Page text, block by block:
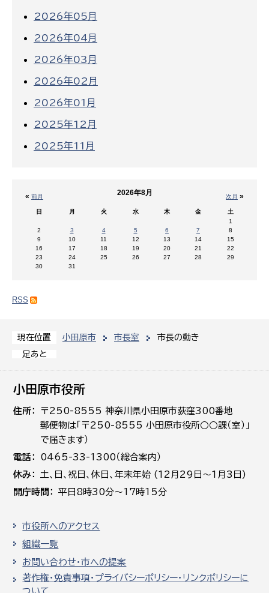
現在位置 小田原市 市長室
市長の動き
足あと
2026年05月
2026年04月
2026年03月
2026年02月
2026年01月
2025年12月
2025年11月
« 前月 次月 »
2026年8月
日 月 火 水 木 金
土
1
2
3 4 5 6 7
8
9
10 11 12 13 14
15
16
17 18 19 20 21
22
23
24 25 26 27 28
29
30
31
RSS
小田原市役所
住所
〒250-8555 神奈川県小田原市荻窪300番地
郵便物は「〒250-8555 小田原市役所○○課（室）」
で届きます）
電話
0465-33-1300（総合案内）
休み
土､日､祝日、休日、年末年始 (12月29日～1月3日)
開庁時間
平日8時30分～17時15分
市役所へのアクセス
組織一覧
お問い合わせ・市への提案
著作権・免責事項・プライバシーポリシー・リンクポリシーに
ついて